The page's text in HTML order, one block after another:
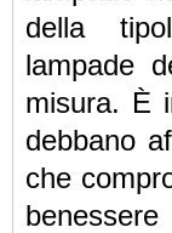
della
lampade
misura. È
debbano
che